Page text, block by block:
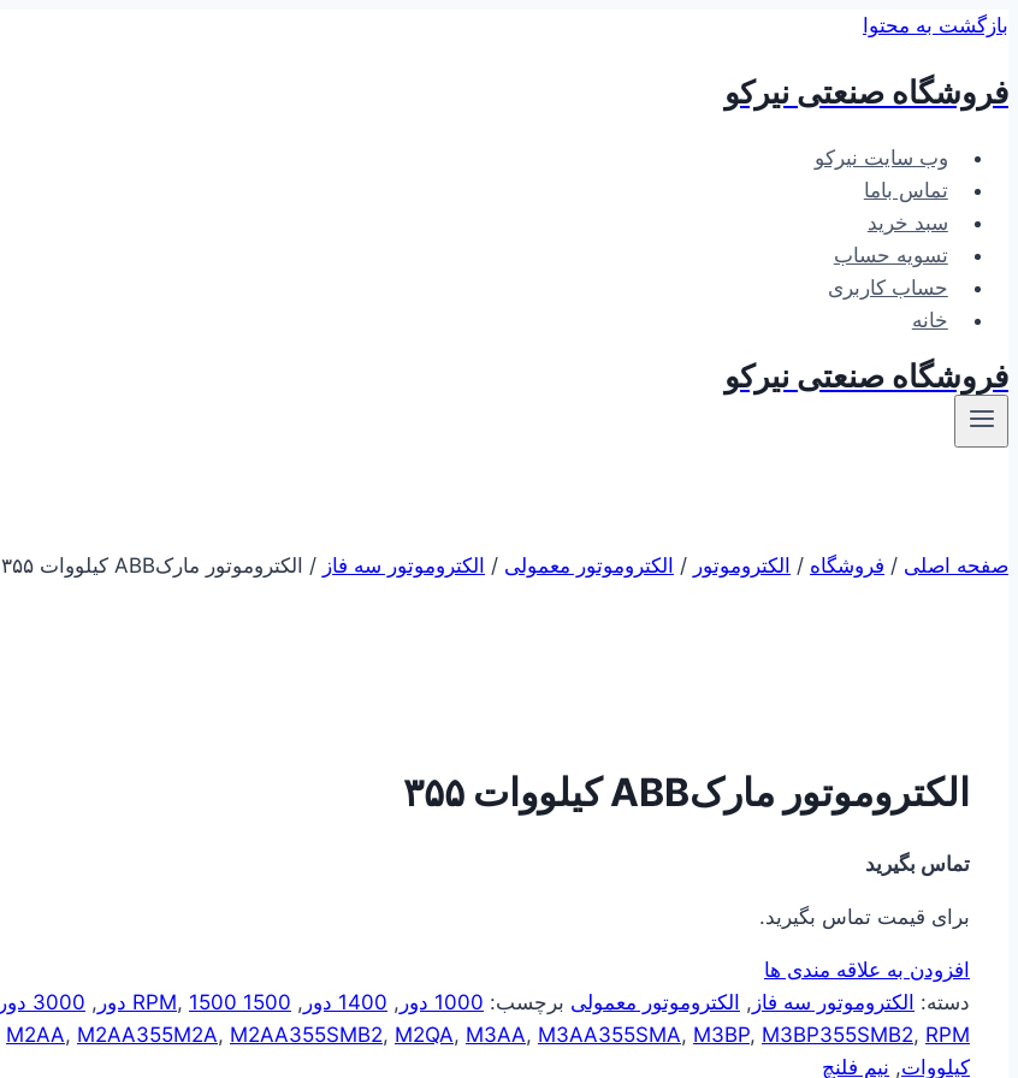
بازگشت به محتوا
فروشگاه صنعتی نیرکو
وب سایت نیرکو
تماس باما
سبد خرید
تسویه حساب
حساب کاربری
خانه
فروشگاه صنعتی نیرکو
صفحه اصلی / فروشگاه / الکتروموتور / الکتروموتور معمولی / الکتروموتور سه فاز / الکتروموتور مارکABB کیلووات ۳۵۵
الکتروموتور مارکABB کیلووات ۳۵۵
تماس بگیرید
برای قیمت تماس بگیرید.
افزودن به علاقه مندی ها
دسته: الکتروموتور سه فاز , الکتروموتور معمولی برچسب: 1000 دور , 1400 دور ,
1500 RPM
, 1500 دور , 3000 دور
M2AA, M2AA355M2A, M2AA355SMB2, M2QA, M3AA, M3AA355SMA, M3BP, M3BP355SMB2, RPM
کیلووات, نیم فلنچ